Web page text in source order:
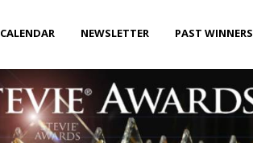
CALENDAR NEWSLETTER PAST WINNERS